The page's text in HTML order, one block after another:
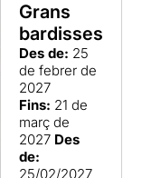
Grans
bardisses
Des de: 25
de febrer de
2027
Fins: 21 de
març de
2027 Des
de:
25/02/2027